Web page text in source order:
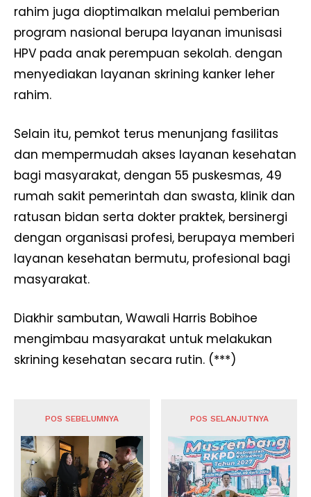
rahim juga dioptimalkan melalui pemberian
program nasional berupa layanan imunisasi
HPV pada anak perempuan sekolah. dengan
menyediakan layanan skrining kanker leher
rahim.
Selain itu, pemkot terus menunjang fasilitas
dan mempermudah akses layanan kesehatan
bagi masyarakat, dengan 55 puskesmas, 49
rumah sakit pemerintah dan swasta, klinik dan
ratusan bidan serta dokter praktek, bersinergi
dengan organisasi profesi, berupaya memberi
layanan kesehatan bermutu, profesional bagi
masyarakat.
Diakhir sambutan, Wawali Harris Bobihoe
mengimbau masyarakat untuk melakukan
skrining kesehatan secara rutin. (***)
POS SEBELUMNYA POS SELANJUTNYA